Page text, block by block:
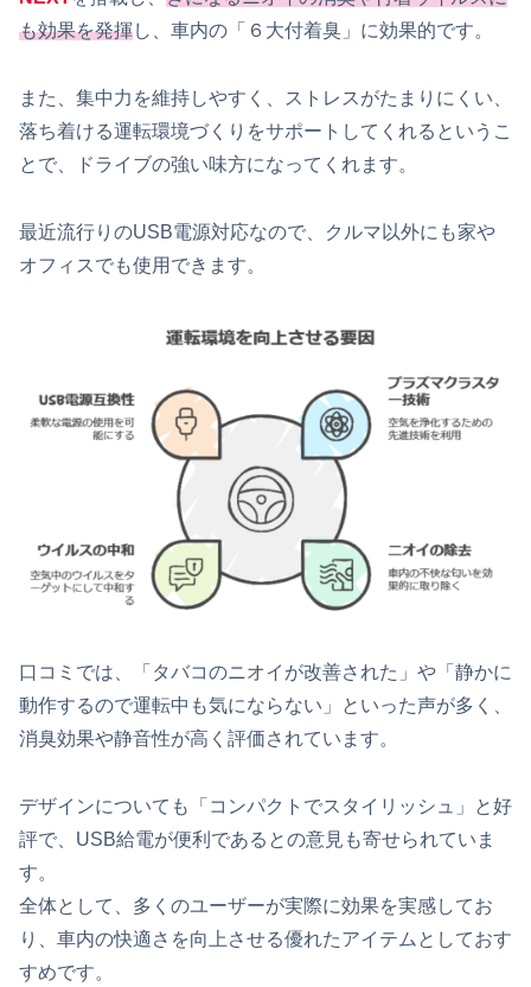
も効果を発揮し、車内の「６大付着臭」に効果的です。
また、集中力を維持しやすく、ストレスがたまりにくい、
落ち着ける運転環境づくりをサポートしてくれるというこ
とで、ドライブの強い味方になってくれます。
最近流行りのUSB電源対応なので、クルマ以外にも家や
オフィスでも使用できます。
口コミでは、「タバコのニオイが改善された」や「静かに
動作するので運転中も気にならない」といった声が多く、
消臭効果や静音性が高く評価されています。
デザインについても「コンパクトでスタイリッシュ」と好
評で、USB給電が便利であるとの意見も寄せられていま
す。
全体として、多くのユーザーが実際に効果を実感してお
り、車内の快適さを向上させる優れたアイテムとしておす
すめです。